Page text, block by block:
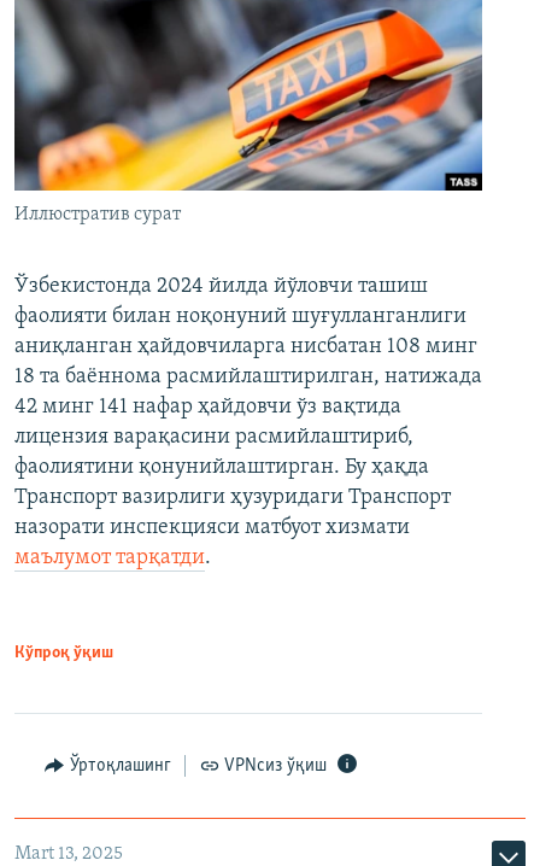
Иллюстратив сурат
Ўзбекистонда 2024 йилда йўловчи ташиш
фаолияти билан ноқонуний шуғулланганлиги
аниқланган ҳайдовчиларга нисбатан 108 минг
18 та баённома расмийлаштирилган, натижада
42 минг 141 нафар ҳайдовчи ўз вақтида
лицензия варақасини расмийлаштириб,
фаолиятини қонунийлаштирган. Бу ҳақда
Транспорт вазирлиги ҳузуридаги Транспорт
назорати инспекцияси матбуот хизмати
маълумот тарқатди.
Кўпроқ ўқиш
Ўртоқлашинг VPNсиз ўқиш
Mart 13, 2025